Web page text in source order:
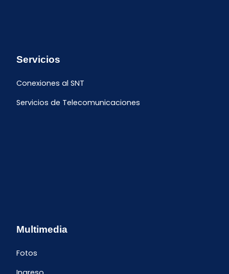
Servicios
Conexiones al SNT
Servicios de Telecomunicaciones
Multimedia
Fotos